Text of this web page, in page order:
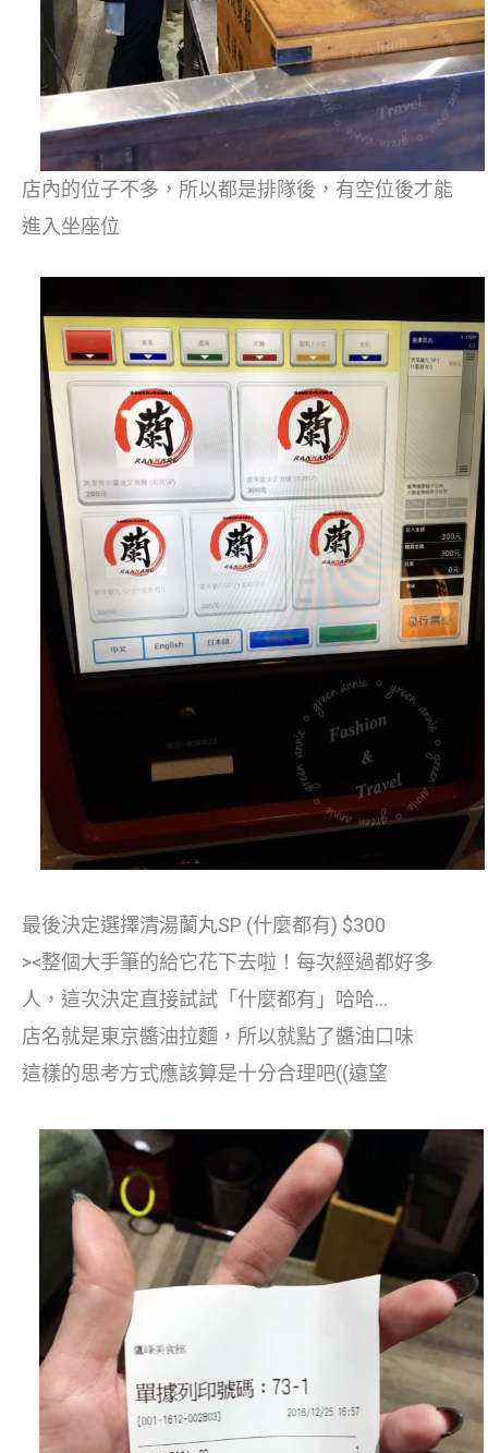
店內的位子不多，所以都是排隊後，有空位後才能
進入坐座位
最後決定選擇清湯蘭丸SP (什麼都有) $300
><整個大手筆的給它花下去啦！每次經過都好多
人，這次決定直接試試「什麼都有」哈哈…
店名就是東京醬油拉麵，所以就點了醬油口味
這樣的思考方式應該算是十分合理吧((遠望